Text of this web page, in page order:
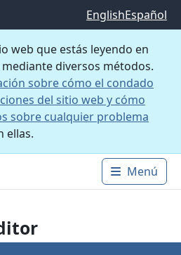
EnglishEspañol
web que estás leyendo en
diversos métodos.
sobre cómo el condado
del sitio web y cómo
sobre cualquier problema
ellas.
Main
Menú